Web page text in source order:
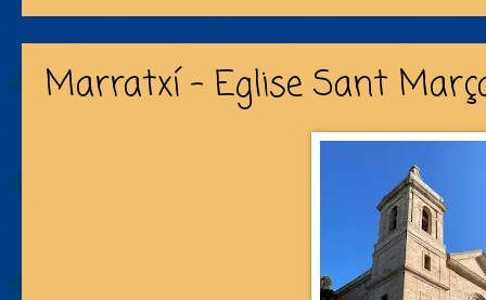
Marratxí - Eglise Sant